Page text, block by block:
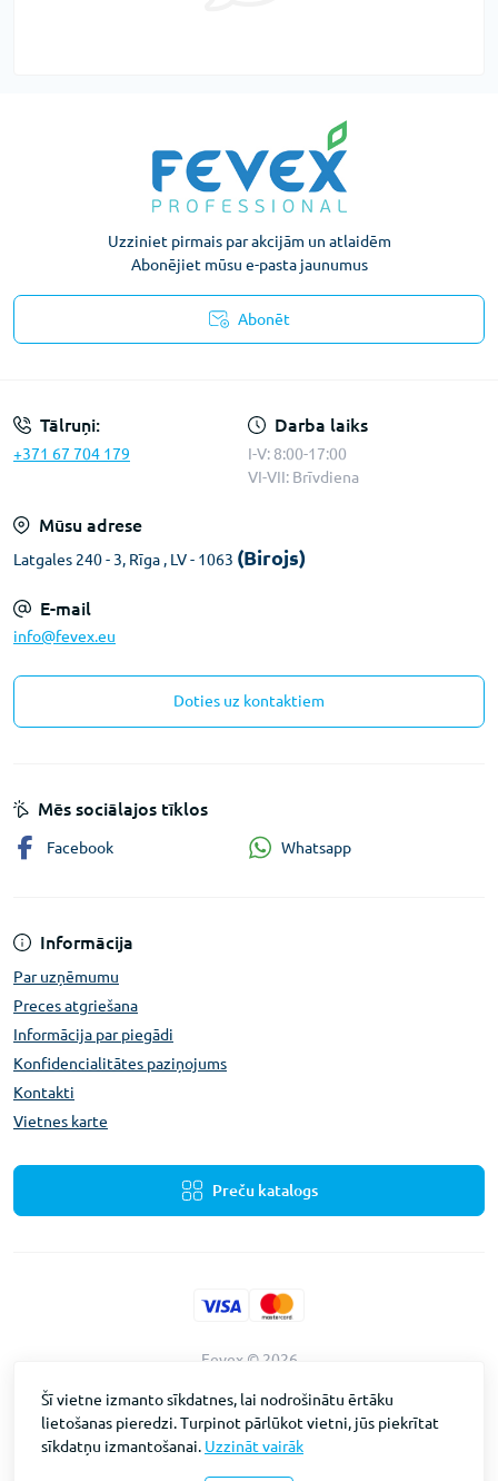
Uzziniet pirmais par akcijām un atlaidēm
Abonējiet mūsu e-pasta jaunumus
Abonēt
Tālruņi:
+371 67 704 179
Darba laiks
I-V: 8:00-17:00
VI-VII: Brīvdiena
Mūsu adrese
Latgales 240 - 3, Rīga , LV - 1063 (Birojs)
E-mail
info@fevex.eu
Doties uz kontaktiem
Informācija
Par uzņēmumu
Preces atgriešana
Informācija par piegādi
Konfidencialitātes paziņojums
Kontakti
Vietnes karte
Preču katalogs
Mēs sociālajos tīklos
Facebook Whatsapp
Fevex © 2026
Šī vietne izmanto sīkdatnes, lai nodrošinātu ērtāku
lietošanas pieredzi. Turpinot pārlūkot vietni, jūs piekrītat
sīkdatņu izmantošanai. Uzzināt vairāk